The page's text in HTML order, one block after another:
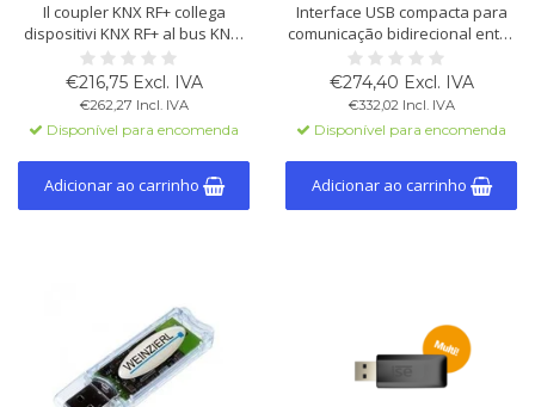
Il coupler KNX RF+ collega
dispositivi KNX RF+ al bus KNX,
riducendo il carico. Da ETS6,
funziona come accoppiatore di
segmenti. Compatto e a
incasso.
€216,75 Excl. IVA
€262,27 Incl. IVA
Disponível para encomenda
Adicionar ao carrinho
Interface USB compacta para
comunicação bidirecional entre
PC e instalações KNX RF, com
Longframe Max. Comprimento
APDU: 205. Compatível com ETS
5 e alimentado via USB.
Adequado para KNX RF.
€274,40 Excl. IVA
€332,02 Incl. IVA
Disponível para encomenda
Adicionar ao carrinho